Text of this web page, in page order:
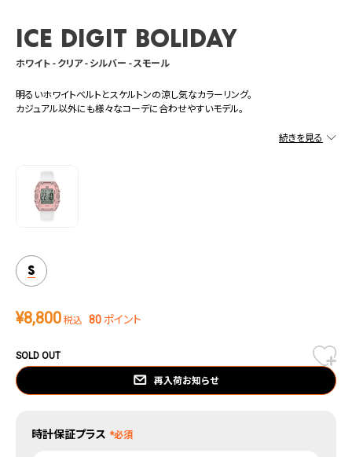
ICE digit boliday
ホワイト - クリア - シルバー - スモール
明るいホワイトベルトとスケルトンの涼し気なカラーリング。
カジュアル以外にも様々なコーデに合わせやすいモデル。
S
¥8,800 税込 80ポイント
SOLD OUT
再入荷お知らせ
時計保証プラス